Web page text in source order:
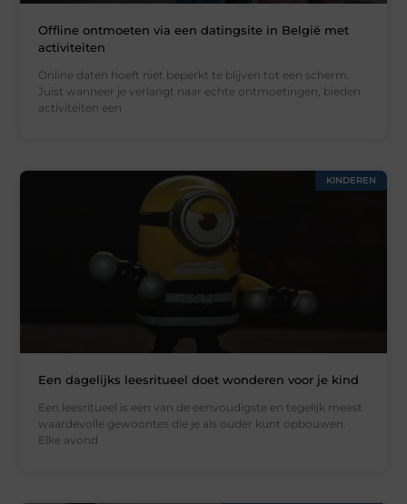
Offline ontmoeten via een datingsite in België met
activiteiten
Online daten hoeft niet beperkt te blijven tot een scherm.
Juist wanneer je verlangt naar echte ontmoetingen, bieden
activiteiten een
KINDEREN
Een dagelijks leesritueel doet wonderen voor je kind
Een leesritueel is een van de eenvoudigste en tegelijk meest
waardevolle gewoontes die je als ouder kunt opbouwen.
Elke avond